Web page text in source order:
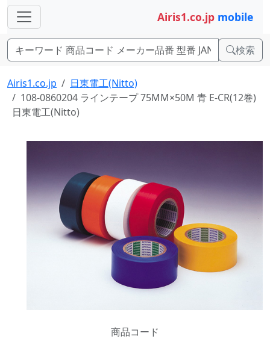
Airis1.co.jp mobile
検索
Airis1.co.jp
日東電工(Nitto)
108-0860204 ラインテープ 75MM×50M 青 E-CR(12巻)
日東電工(Nitto)
商品コード